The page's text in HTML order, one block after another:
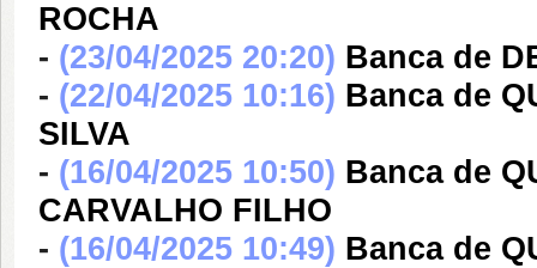
ROCHA
- (23/04/2025 20:20) Banca de
- (22/04/2025 10:16) Banca de
SILVA
- (16/04/2025 10:50) Banca de
CARVALHO FILHO
- (16/04/2025 10:49) Banca de